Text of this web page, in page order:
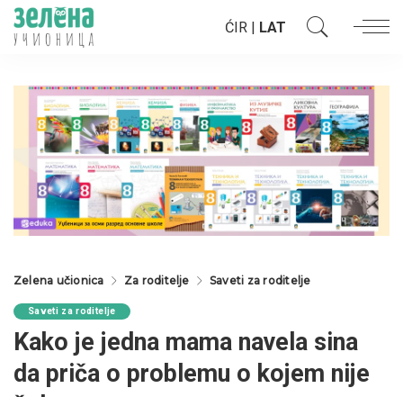
ĆIR | LAT
Zelena učionica Za roditelje Saveti za roditelje
Saveti za roditelje
Kako je jedna mama navela sina
da priča o problemu o kojem nije